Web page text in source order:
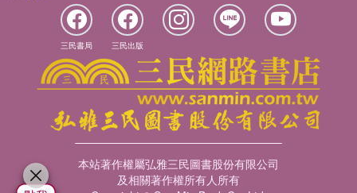
三民書局 三民出版
本站著作權屬弘雅三民圖書股份有限公司
及相關著作權所有人所有